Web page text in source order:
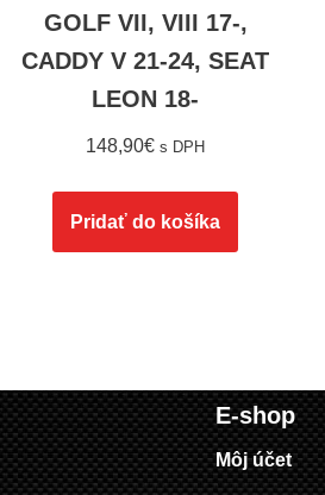
GOLF VII, VIII 17-,
CADDY V 21-24, SEAT
LEON 18-
148,90€ s DPH
Pridať do košíka
E-shop
Môj účet